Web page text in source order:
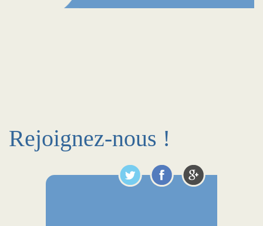
Rejoignez-nous !